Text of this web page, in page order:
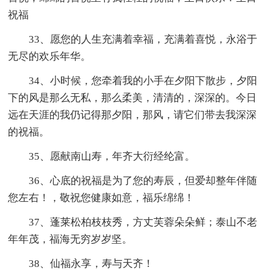
祝福
33、愿您的人生充满着幸福，充满着喜悦，永浴于
无尽的欢乐年华。
34、小时候，您牵着我的小手在夕阳下散步，夕阳
下的风是那么无私，那么柔美，清清的，深深的。今日
远在天涯的我仍记得那夕阳，那风，请它们带去我深深
的祝福。
35、愿献南山寿，年齐大衍经纶富。
36、心底的祝福是为了您的寿辰，但爱却整年伴随
您左右！，敬祝您健康如意，福乐绵绵！
37、蓬莱松柏枝枝秀，方丈芙蓉朵朵鲜；泰山不老
年年茂，福海无穷岁岁坚。
38、仙福永享，寿与天齐！